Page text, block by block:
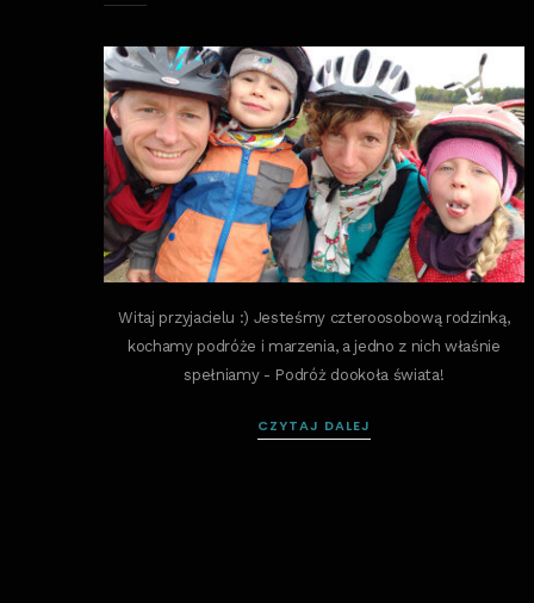
Witaj przyjacielu :) Jesteśmy czteroosobową rodzinką,
kochamy podróże i marzenia, a jedno z nich właśnie
spełniamy - Podróż dookoła świata!
CZYTAJ DALEJ